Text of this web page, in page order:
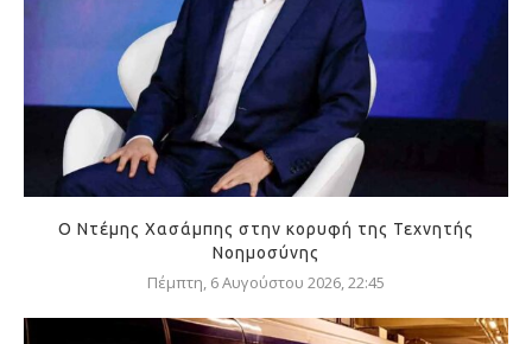
Ο Ντέμης Χασάμπης στην κορυφή της Τεχνητής
Νοημοσύνης
Πέμπτη, 6 Αυγούστου 2026, 22:45